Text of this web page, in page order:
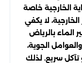
الخارجية خاصة
لا يكفي
الماء بالرياض
الجوية،
سريع. لذلك